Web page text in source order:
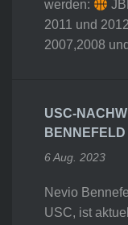
werden:
2011 und 2012
2007,2008
USC-
6 Aug. 2023
Nevio
USC, ist